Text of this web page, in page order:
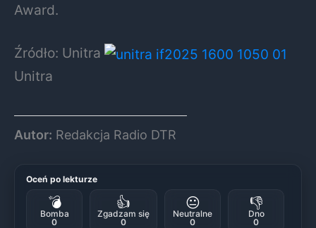
Award.
Źródło: Unitra
Unitra
Autor: Redakcja Radio DTR
Oceń po lekturze
💣
Bomba
0
👍
Zgadzam się
0
😐
Neutralne
0
👎
Dno
0